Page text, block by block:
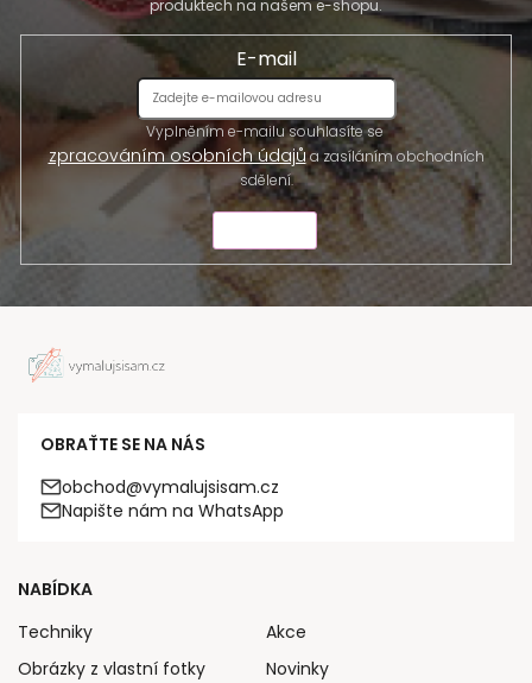
produktech na našem e-shopu.
E-mail
Vyplněním e-mailu souhlasíte se
zpracováním osobních údajůa zasíláním obchodních
sdělení.
OBRAŤTE SE NA NÁS
obchod@vymalujsisam.cz
Napište nám na WhatsApp
NABÍDKA
Techniky
Obrázky z vlastní fotky
Akce
Novinky